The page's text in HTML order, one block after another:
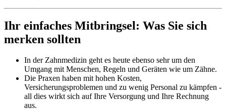
Ihr einfaches Mitbringsel: Was Sie sich
merken sollten
In der Zahnmedizin geht es heute ebenso sehr um den
Umgang mit Menschen, Regeln und Geräten wie um Zähne.
Die Praxen haben mit hohen Kosten,
Versicherungsproblemen und zu wenig Personal zu kämpfen -
all dies wirkt sich auf Ihre Versorgung und Ihre Rechnung
aus.